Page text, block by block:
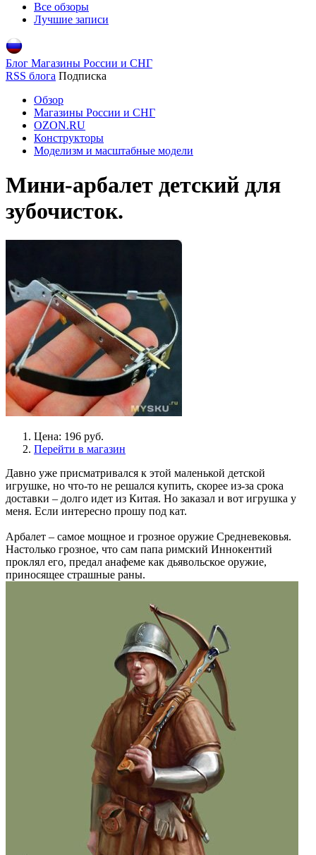
Все обзоры
Лучшие записи
Блог Магазины России и СНГ
RSS блога Подписка
Обзор
Магазины России и СНГ
OZON.RU
Конструкторы
Моделизм и масштабные модели
Мини-арбалет детский для
зубочисток.
Цена: 196 руб.
Перейти в магазин
Давно уже присматривался к этой маленькой детской
игрушке, но что-то не решался купить, скорее из-за срока
доставки – долго идет из Китая. Но заказал и вот игрушка у
меня. Если интересно прошу под кат.
Арбалет – самое мощное и грозное оружие Средневековья.
Настолько грозное, что сам папа римский Иннокентий
проклял его, предал анафеме как дьявольское оружие,
приносящее страшные раны.